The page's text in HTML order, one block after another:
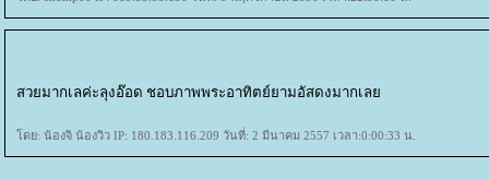
สวยมากเลค่ะลุงอ๊อด ชอบภาพพระอาทิตย์ยามอัสดงมากเล
ดย: น้องจิ น้องวิว IP: 180.183.116.209 วันที่: 2 มีนาคม 2557 เวลา:0:00:33 น.